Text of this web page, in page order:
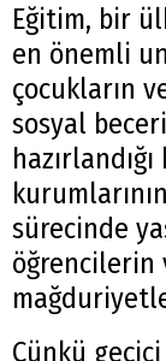
Eğitim, bir
en önemli
çocukların
sosyal
sürecinde
öğrencilerin
Çünkü